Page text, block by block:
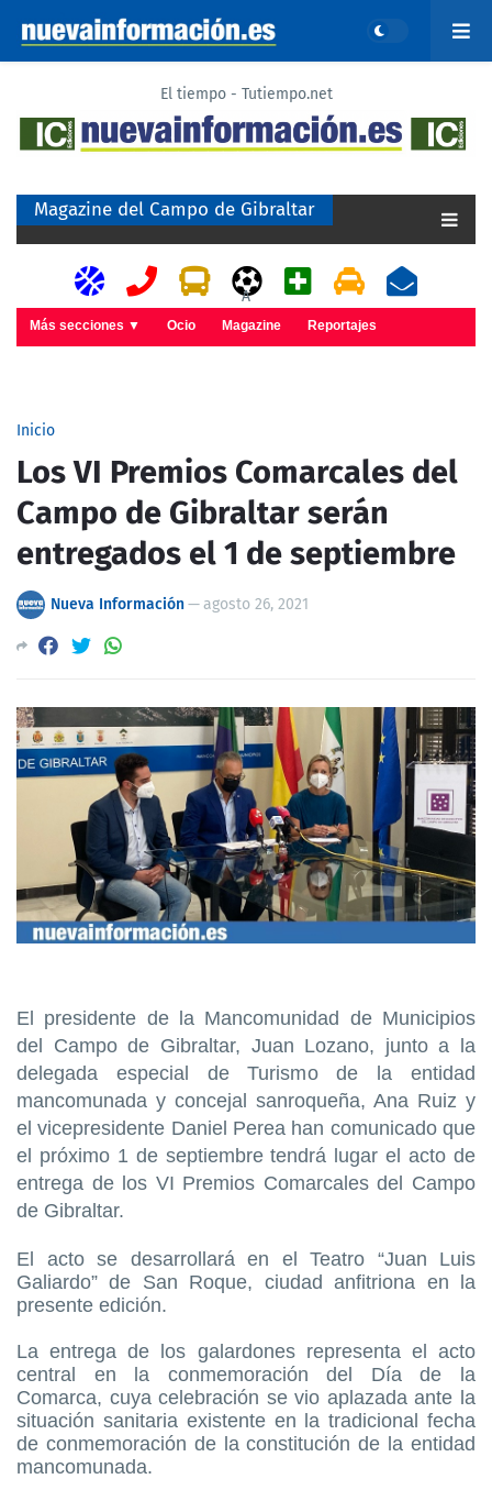
El tiempo - Tutiempo.net
Magazine del Campo de Gibraltar
A
Más secciones ▼ Ocio Magazine Reportajes
Inicio
Los VI Premios Comarcales del
Campo de Gibraltar serán
entregados el 1 de septiembre
Nueva Información—agosto 26, 2021
El presidente de la Mancomunidad de Municipios
del Campo de Gibraltar, Juan Lozano, junto a la
delegada especial de Turismo de la entidad
mancomunada y concejal sanroqueña, Ana Ruiz y
el vicepresidente Daniel Perea han comunicado que
el próximo 1 de septiembre tendrá lugar el acto de
entrega de los VI Premios Comarcales del Campo
de Gibraltar.
El acto se desarrollará en el Teatro “Juan Luis
Galiardo” de San Roque, ciudad anfitriona en la
presente edición.
La entrega de los galardones representa el acto
central en la conmemoración del Día de la
Comarca, cuya celebración se vio aplazada ante la
situación sanitaria existente en la tradicional fecha
de conmemoración de la constitución de la entidad
mancomunada.